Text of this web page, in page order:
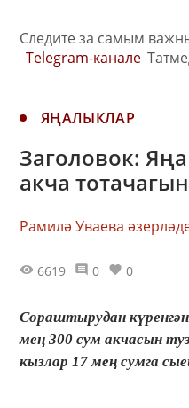
Следите за самым
Telegram-канале
ЯҢАЛЫКЛАР
Заголовок:
акча
Рамилә Уваева
6619 0 0
Сораштырудан
мең 300 сум акчасын
кызлар 17 мең сумга